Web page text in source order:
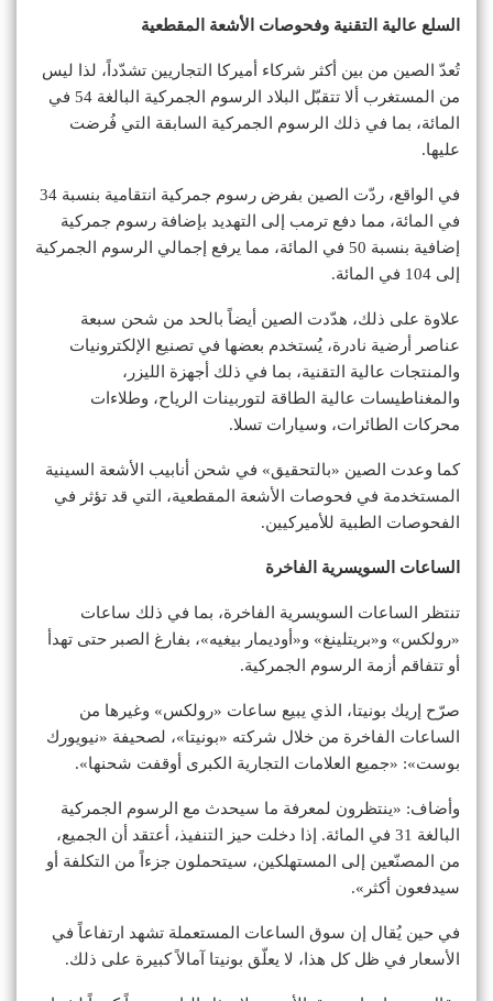
السلع عالية التقنية وفحوصات الأشعة المقطعية
تُعدّ الصين من بين أكثر شركاء أميركا التجاريين تشدّداً، لذا ليس
من المستغرب ألا تتقبّل البلاد الرسوم الجمركية البالغة 54 في
المائة، بما في ذلك الرسوم الجمركية السابقة التي فُرضت
عليها.
في الواقع، ردّت الصين بفرض رسوم جمركية انتقامية بنسبة 34
في المائة، مما دفع ترمب إلى التهديد بإضافة رسوم جمركية
إضافية بنسبة 50 في المائة، مما يرفع إجمالي الرسوم الجمركية
إلى 104 في المائة.
علاوة على ذلك، هدّدت الصين أيضاً بالحد من شحن سبعة
عناصر أرضية نادرة، يُستخدم بعضها في تصنيع الإلكترونيات
والمنتجات عالية التقنية، بما في ذلك أجهزة الليزر،
والمغناطيسات عالية الطاقة لتوربينات الرياح، وطلاءات
محركات الطائرات، وسيارات تسلا.
كما وعدت الصين «بالتحقيق» في شحن أنابيب الأشعة السينية
المستخدمة في فحوصات الأشعة المقطعية، التي قد تؤثر في
الفحوصات الطبية للأميركيين.
الساعات السويسرية الفاخرة
تنتظر الساعات السويسرية الفاخرة، بما في ذلك ساعات
«رولكس» و«بريتلينغ» و«أوديمار بيغيه»، بفارغ الصبر حتى تهدأ
أو تتفاقم أزمة الرسوم الجمركية.
صرّح إريك بونيتا، الذي يبيع ساعات «رولكس» وغيرها من
الساعات الفاخرة من خلال شركته «بونيتا»، لصحيفة «نيويورك
بوست»: «جميع العلامات التجارية الكبرى أوقفت شحنها».
وأضاف: «ينتظرون لمعرفة ما سيحدث مع الرسوم الجمركية
البالغة 31 في المائة. إذا دخلت حيز التنفيذ، أعتقد أن الجميع،
من المصنّعين إلى المستهلكين، سيتحملون جزءاً من التكلفة أو
سيدفعون أكثر».
في حين يُقال إن سوق الساعات المستعملة تشهد ارتفاعاً في
الأسعار في ظل كل هذا، لا يعلّق بونيتا آمالاً كبيرة على ذلك.